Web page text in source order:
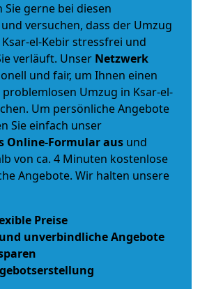
gerne bei diesen
versuchen, dass der Umzug
el-Kebir stressfrei und
verläuft. Unser Netzwerk
und fair, um Ihnen einen
Umzug in Ksar-el-
Um persönliche Angebote
Sie einfach unser
Online-Formular aus und
von ca. 4 Minuten kostenlose
Angebote. Wir halten unsere
Preise
unverbindliche Angebote